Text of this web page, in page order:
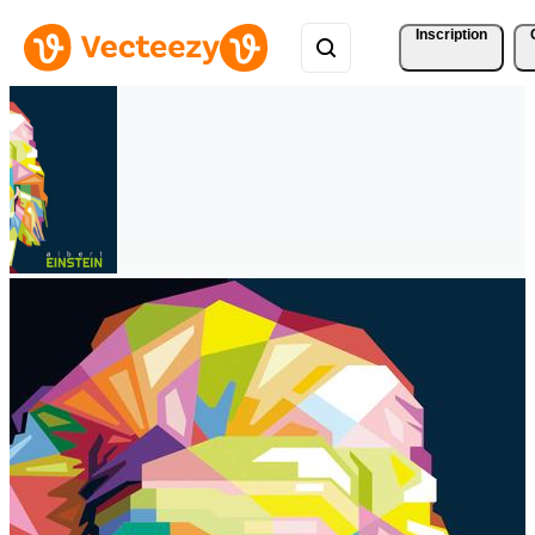
Inscription